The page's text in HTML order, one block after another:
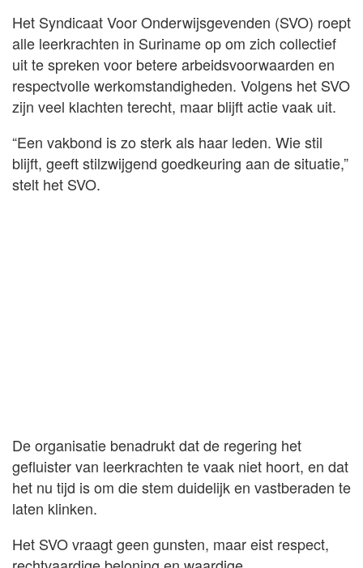
Het Syndicaat Voor Onderwijsgevenden (SVO) roept
alle leerkrachten in Suriname op om zich collectief
uit te spreken voor betere arbeidsvoorwaarden en
respectvolle werkomstandigheden. Volgens het SVO
zijn veel klachten terecht, maar blijft actie vaak uit.
“Een vakbond is zo sterk als haar leden. Wie stil
blijft, geeft stilzwijgend goedkeuring aan de situatie,”
stelt het SVO.
De organisatie benadrukt dat de regering het
gefluister van leerkrachten te vaak niet hoort, en dat
het nu tijd is om die stem duidelijk en vastberaden te
laten klinken.
Het SVO vraagt geen gunsten, maar eist respect,